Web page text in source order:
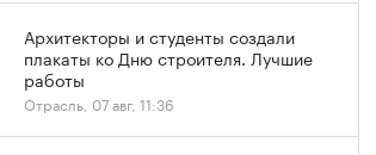
Архитекторы и студенты создали
плакаты ко Дню строителя. Лучшие
работы
Отрасль, 07 авг, 11:36